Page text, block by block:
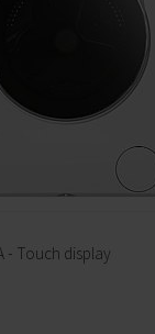
- Touch display